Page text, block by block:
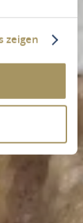
zeigen